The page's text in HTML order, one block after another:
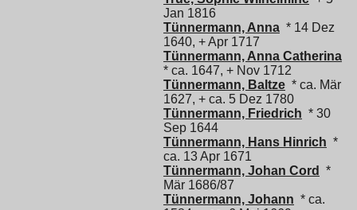
Jan 1816
Tünnermann, Anna * 14 Dez
1640, + Apr 1717
Tünnermann, Anna Catherina
* ca. 1647, + Nov 1712
Tünnermann, Baltze * ca. Mär
1627, + ca. 5 Dez 1780
Tünnermann, Friedrich * 30
Sep 1644
Tünnermann, Hans Hinrich *
ca. 13 Apr 1671
Tünnermann, Johan Cord
*
Mär 1686/87
Tünnermann, Johann * ca.